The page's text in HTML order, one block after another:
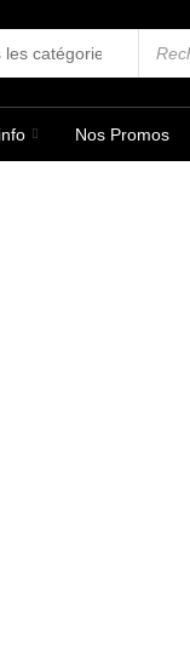
Nos Promos